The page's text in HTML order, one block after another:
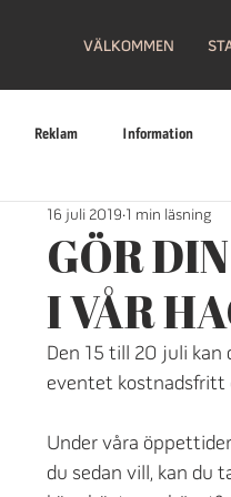
VÄLKOMMEN
Reklam Information
Fritt inträde Loppis
Bilar Mat
GÖR
I VÅR
16 juli 2019 1 min läsning
Den 15 till 20 juli kan
eventet kostnadsfritt
Under våra
du sedan vill, kan du